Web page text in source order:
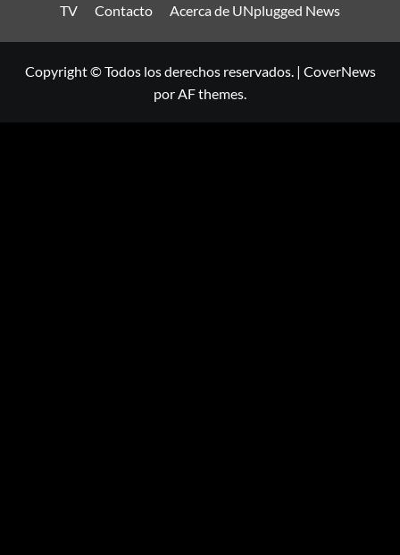
TV Contacto Acerca de UNplugged News
Copyright © Todos los derechos reservados. | CoverNews
por AF themes.